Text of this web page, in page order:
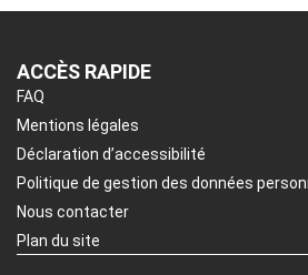
ACCÈS RAPIDE
FAQ
Mentions légales
Déclaration d’accessibilité
Politique de gestion des données
Nous contacter
Plan du site